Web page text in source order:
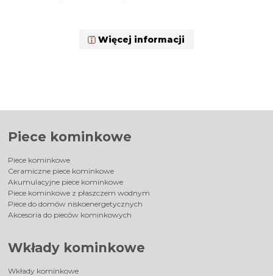
Więcej informacji
Piece kominkowe
Piece kominkowe
Ceramiczne piece kominkowe
Akumulacyjne piece kominkowe
Piece kominkowe z płaszczem wodnym
Piece do domów niskoenergetycznych
Akcesoria do pieców kominkowych
Wkłady kominkowe
Wkłady kominkowe